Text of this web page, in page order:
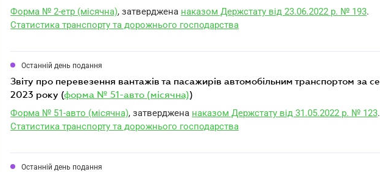
Форма № 2-етр (місячна), затверджена наказом Держстату від 23.06.2022 р. № 193.
Статистика транспорту та дорожнього господарства
Останній день подання
звіту про перевезення вантажів та пасажирів автомобільним транспортом за серпень
2023 року (форма № 51-авто (місячна))
Форма № 51-авто (місячна), затверджена наказом Держстату від 31.05.2022 р. № 123.
Статистика транспорту та дорожнього господарства
Останній день подання